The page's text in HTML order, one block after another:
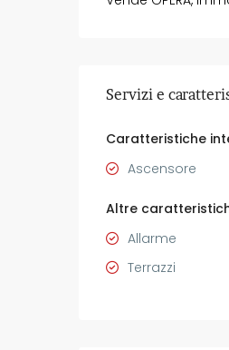
Servizi e
Caratteristiche
Ascensore
Altre
Allarme
Terrazzi